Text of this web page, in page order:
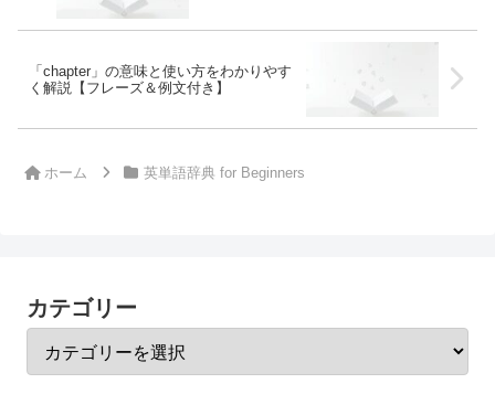
「chapter」の意味と使い方をわかりやす
く解説【フレーズ＆例文付き】
ホーム 英単語辞典 for Beginners
カテゴリー